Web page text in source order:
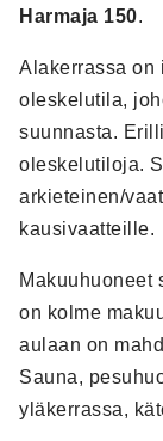
Harmaja 150.
Alakerrassa on
oleskelutila,
suunnasta.
oleskelutiloja.
arkieteinen/
kausivaatteille.
Makuuhuoneet
on kolme
aulaan on
Sauna,
yläkerrassa,